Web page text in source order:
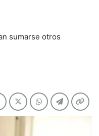
sumarse otros